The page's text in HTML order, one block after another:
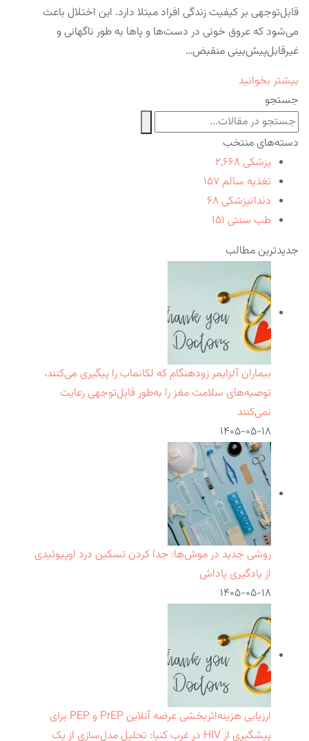
قابل‌توجهی بر کیفیت زندگی افراد مبتلا دارد. این اختلال باعث
می‌شود که عروق خونی در دست‌ها و پاها به طور ناگهانی و
غیرقابل‌پیش‌بینی منقبض…
بیشتر بخوانید
جستجو
دسته‌های منتخب
پزشکی ۲,۶۶۸
تغذیه سالم ۱۵۷
دندانپزشکی ۶۸
طب سنتی ۱۵۱
جدیدترین مطالب
بیماران آلزایمر زودهنگام که لکانماب را پیگیری می‌کنند،
توصیه‌های سلامت مغز را به‌طور قابل‌توجهی رعایت
نمی‌کنند
۱۴۰۵-۰۵-۱۸
روشی جدید در موش‌ها: جدا کردن تسکین درد اوپیوئیدی
از یادگیری پاداش
۱۴۰۵-۰۵-۱۸
ارزیابی هزینه‌اثربخشی عرضه آنلاین PrEP و PEP برای
پیشگیری از HIV در غرب کنیا: تحلیل مدل‌سازی از یک